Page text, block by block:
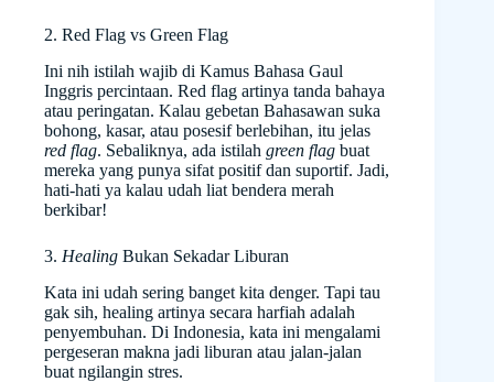
2. Red Flag vs Green Flag
Ini nih istilah wajib di Kamus Bahasa Gaul
Inggris percintaan. Red flag artinya tanda bahaya
atau peringatan. Kalau gebetan Bahasawan suka
bohong, kasar, atau posesif berlebihan, itu jelas
red flag. Sebaliknya, ada istilah green flag buat
mereka yang punya sifat positif dan suportif. Jadi,
hati-hati ya kalau udah liat bendera merah
berkibar!
3. Healing Bukan Sekadar Liburan
Kata ini udah sering banget kita denger. Tapi tau
gak sih, healing artinya secara harfiah adalah
penyembuhan. Di Indonesia, kata ini mengalami
pergeseran makna jadi liburan atau jalan-jalan
buat ngilangin stres.